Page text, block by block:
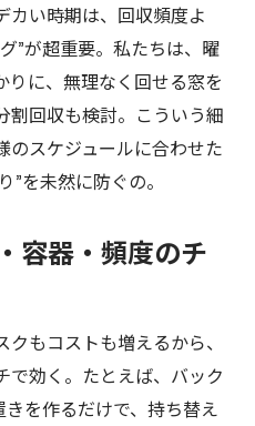
カい時期は、回収頻度よ
”が超重要。私たちは、曜
りに、無理なく回せる窓を
割回収も検討。こういう細
のスケジュールに合わせた
”を未然に防ぐの。
容器・頻度のチ
もコストも増えるから、
で効く。たとえば、バック
を作るだけで、持ち替え